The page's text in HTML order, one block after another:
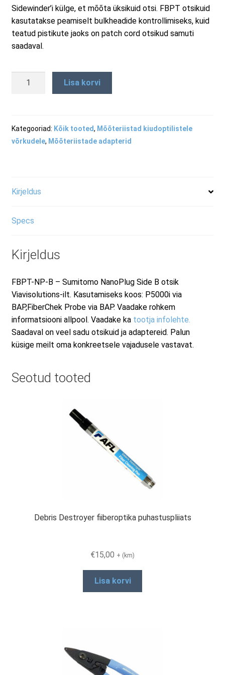
RMA taotluse vorm
Tooted
Sidewinder’i külge, et mõõta üksikuid otsi. FBPT otsikuid
kasutatakse peamiselt bulkheadide kontrollimiseks, kuid
teatud pistikute jaoks on patch cord otsikud samuti
saadaval.
FBPT-
Sumitomo
NanoPlug
kogus
Lisa korvi
Kategooriad: Kõik tooted, Mõõteriistad kiudoptilistele
võrkudele, Mõõteriistade adapterid
Kirjeldus
Specs
Kirjeldus
FBPT-NP-B – Sumitomo NanoPlug Side B otsik
Viavisolutions-ilt. Kasutamiseks koos: P5000i via
BAP,FiberChek Probe via BAP. Vaadake rohkem
informatsiooni allpool. Vaadake ka tootja infolehte.
Saadaval on veel sadu otsikuid ja adaptereid. Palun
küsige meilt oma konkreetsele vajadusele vastavat.
Seotud tooted
Debris Destroyer fiiberoptika puhastuspliiats
€15,00 + (km)
Lisa korvi